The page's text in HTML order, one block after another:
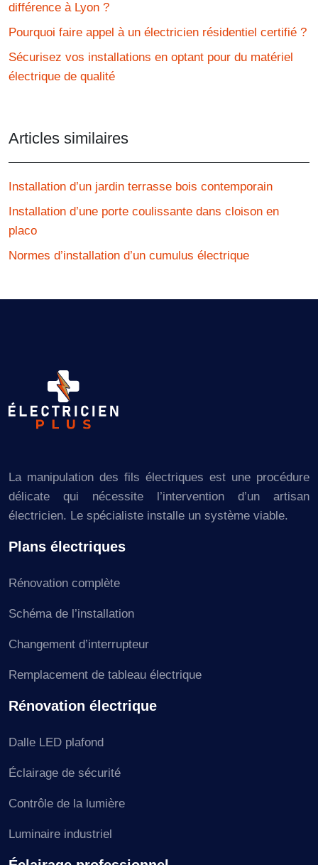
différence à Lyon ?
Pourquoi faire appel à un électricien résidentiel certifié ?
Sécurisez vos installations en optant pour du matériel
électrique de qualité
Articles similaires
Installation d’un jardin terrasse bois contemporain
Installation d’une porte coulissante dans cloison en
placo
Normes d’installation d’un cumulus électrique
La manipulation des fils électriques est une procédure
délicate qui nécessite l’intervention d’un artisan
électricien. Le spécialiste installe un système viable.
Plans électriques
Rénovation complète
Schéma de l’installation
Changement d’interrupteur
Remplacement de tableau électrique
Rénovation électrique
Dalle LED plafond
Éclairage de sécurité
Contrôle de la lumière
Luminaire industriel